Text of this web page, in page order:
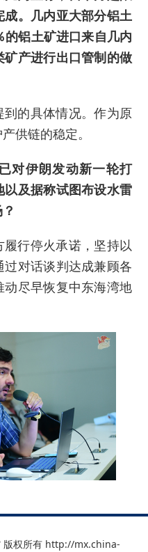
。几内亚大部分铝土
铝土矿进口来自几内
产进行出口管制的做
的具体情况。作为原
供链的稳定。
对伊朗发动新一轮打
及据称试图布设水雷
行停火承诺，坚持以
对话谈判达成兼顾各
尽早恢复中东海湾地
版权所有 http://mx.china-